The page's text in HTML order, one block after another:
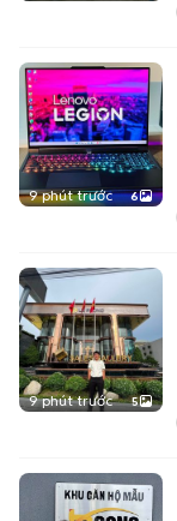
9 phút trước 6
9 phút trước 5